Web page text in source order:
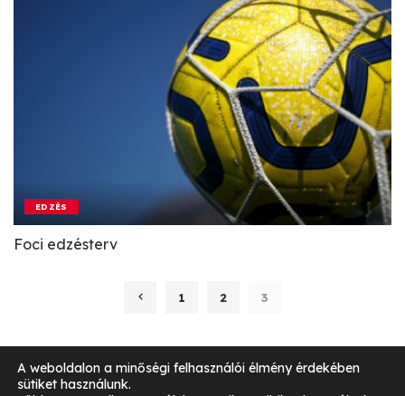
EDZÉS
Foci edzésterv
1 2 3
Impresszum
A weboldalon a minőségi felhasználói élmény érdekében
sütiket használunk.